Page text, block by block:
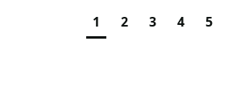
1 2 3 4 5